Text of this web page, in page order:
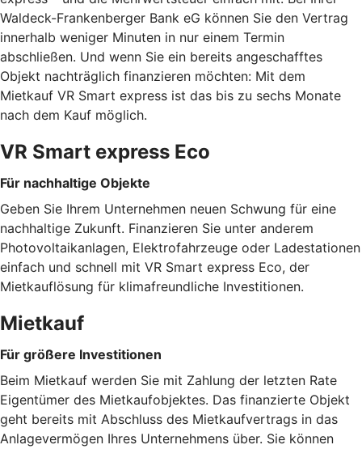
Waldeck-Frankenberger Bank eG können Sie den Vertrag
innerhalb weniger Minuten in nur einem Termin
abschließen. Und wenn Sie ein bereits angeschafftes
Objekt nachträglich finanzieren möchten: Mit dem
Mietkauf VR Smart express ist das bis zu sechs Monate
nach dem Kauf möglich.
VR Smart express Eco
Für nachhaltige Objekte
Geben Sie Ihrem Unternehmen neuen Schwung für eine
nachhaltige Zukunft. Finanzieren Sie unter anderem
Photovoltaikanlagen, Elektrofahrzeuge oder Ladestationen
einfach und schnell mit VR Smart express Eco, der
Mietkauflösung für klimafreundliche Investitionen.
Mietkauf
Für größere Investitionen
Beim Mietkauf werden Sie mit Zahlung der letzten Rate
Eigentümer des Mietkaufobjektes. Das finanzierte Objekt
geht bereits mit Abschluss des Mietkaufvertrags in das
Anlagevermögen Ihres Unternehmens über. Sie können